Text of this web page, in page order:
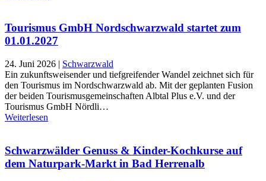
Tourismus GmbH Nordschwarzwald startet zum
01.01.2027
24. Juni 2026 | Schwarzwald
Ein zukunftsweisender und tiefgreifender Wandel zeichnet sich für
den Tourismus im Nordschwarzwald ab. Mit der geplanten Fusion
der beiden Tourismusgemeinschaften Albtal Plus e.V. und der
Tourismus GmbH Nördli…
Weiterlesen
Schwarzwälder Genuss & Kinder-Kochkurse auf
dem Naturpark-Markt in Bad Herrenalb